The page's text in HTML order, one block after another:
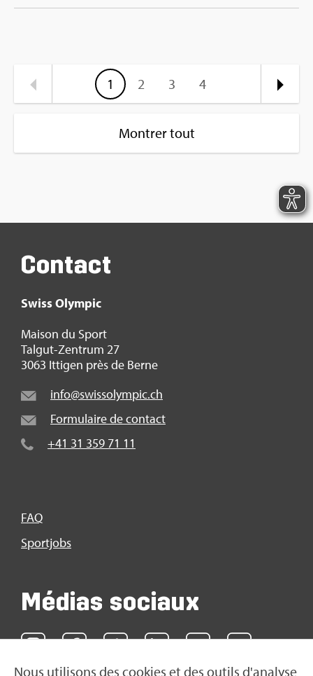
1 2 3 4
Montrer tout
Nous uti­li­sons des cookies et des outils d'ana­lyse
Contact
Swiss Olym­pic
Mai­son du Sport
Tal­gut-Zen­trum 27
3063 Itti­gen près de Berne
info@​swi​ssol​ympi​c.​ch
For­mu­laire de contact
+41 31 359 71 11
FAQ
Sport­jobs
Médias sociaux